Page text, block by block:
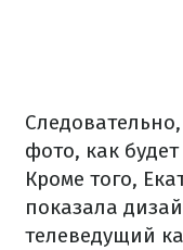
фото, как
Кроме того,
показала
телеведущий